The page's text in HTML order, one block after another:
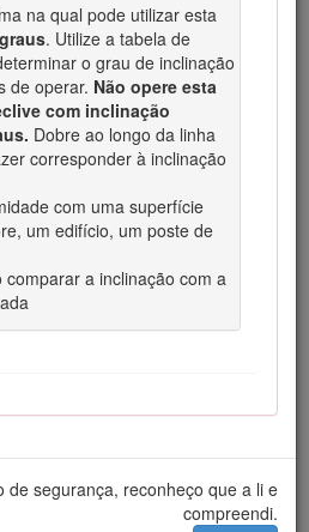
na qual pode utilizar esta
. Utilize a tabela de
o grau de inclinação
de operar. Não opere esta
com inclinação
Dobre ao longo da linha
corresponder à inclinação
com uma superfície
um edifício, um poste de
comparar a inclinação com a
de segurança, reconheço que a li e
compreendi.
de risco potencial que, se
resultar em morte ou ferimento
situação de risco potencial que,
poderáresultar em ferimento leve
Figura 2
alerta de segurança
consulte a folha de
no Manual do fabricante do motor